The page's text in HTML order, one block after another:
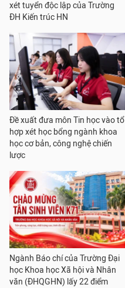
xét tuyển độc lập của Trường
ĐH Kiến trúc HN
Đề xuất đưa môn Tin học vào tổ
hợp xét học bổng ngành khoa
học cơ bản, công nghệ chiến
lược
Ngành Báo chí của Trường Đại
học Khoa học Xã hội và Nhân
văn (ĐHQGHN) lấy 22 điểm